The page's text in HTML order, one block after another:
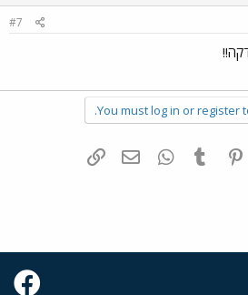
#7
You must log in or register
Pinterest
Tumblr
WhatsAppדואר אלקטרוני